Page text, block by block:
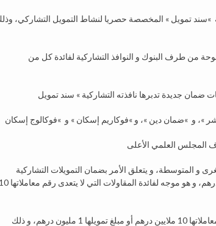
2020، عن إطلاق نافذته التشاركية »سند تمويل » المخصصة حصريا لنشاط التمويل التشاركي،
من طرف البنوك و النوافذ التشاركية لفائدة كل من
المجلس العلمي الأعلى
و المتوسطة، و يتعلق الأمر بضمان التمويلات التشاركية
»ضمان مباشر » الذي يهدف إلى ضمان المشاريع التي لا يتعدى مبلغ تمويلها مليون درهم، و هو موجه لفائدة المقاولات التي لا يتعدى رقم معاملاتها 10
فيما خصصت الآلية الثانية »ضمان دين » لضمان مشاريع المقاولات التي يفوق رقم معاملاتها 10 ملايين درهم أو مبلغ تمويلها 1 مليون درهم، و ذلك